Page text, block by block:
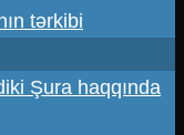
tərkibi
Şura haqqında